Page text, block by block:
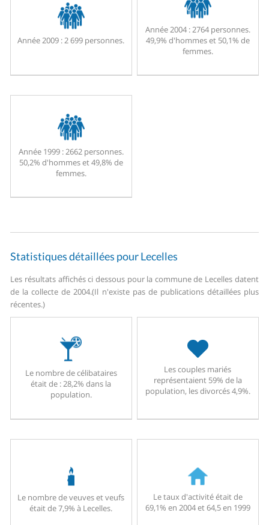
Année 2009 :2 699 personnes.
Année 2004 :2764 personnes.
49,9% d'hommes et 50,1% de
femmes.
Année 1999 :2662 personnes.
50,2% d'hommes et 49,8% de
femmes.
Statistiques détaillées pour Lecelles
Les résultats affichés ci dessous pour la commune de Lecelles datent
de la collecte de 2004.(Il n'existe pas de publications détaillées plus
récentes.)
Le nombre de célibataires
était de : 28,2% dans la
population.
Les couples mariés
représentaient 59% de la
population, les divorcés 4,9%.
Le nombre de veuves et veufs
était de 7,9% à Lecelles.
Le taux d'activité était de
69,1% en 2004 et 64,5 en 1999